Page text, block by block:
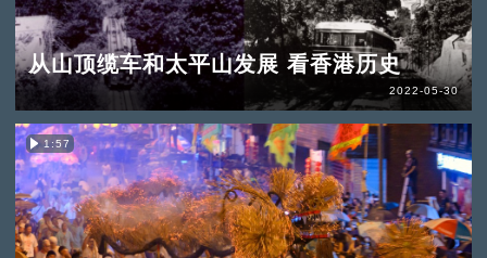
从山顶缆车和太平山发展 看香港历史
2022-05-30
1:57